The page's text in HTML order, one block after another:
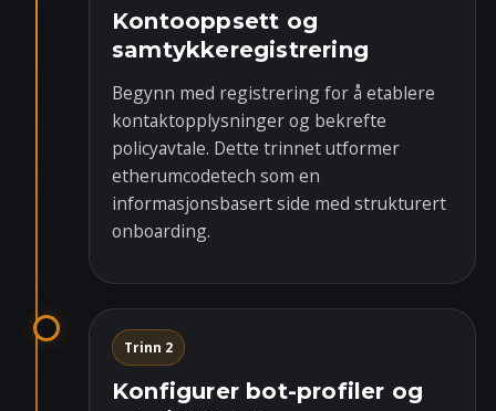
Kontooppsett og
samtykkeregistrering
Begynn med registrering for å etablere
kontaktopplysninger og bekrefte
policyavtale. Dette trinnet utformer
etherumcodetech som en
informasjonsbasert side med strukturert
onboarding.
Trinn 2
Konfigurer bot-profiler og